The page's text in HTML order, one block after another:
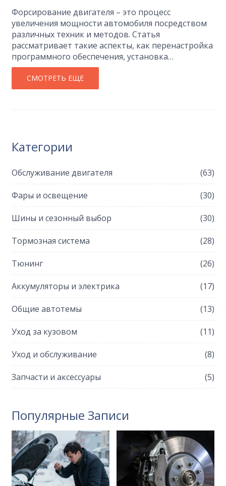
Форсирование двигателя – это процесс
увеличения мощности автомобиля посредством
различных техник и методов. Статья
рассматривает такие аспекты, как перенастройка
программного обеспечения, установка
турбонаддува и замена выхлопной системы.
Также даются советы по выбору подходящих
модификаций в зависимости от типа двигателя и
СМОТРЕТЬ ЕЩЕ
Категории
Обслуживание двигателя (63)
Фары и освещение (30)
Шины и сезонный выбор (30)
Тормозная система (28)
Тюнинг (26)
Аккумуляторы и электрика (17)
Общие автотемы (13)
Уход за кузовом (11)
Уход и обслуживание (8)
Запчасти и аксессуары (5)
Популярные Записи